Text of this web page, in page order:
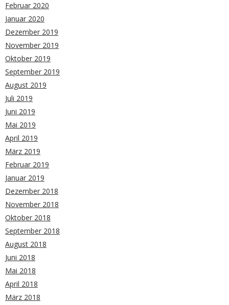
Februar 2020
Januar 2020
Dezember 2019
November 2019
Oktober 2019
September 2019
August 2019
Juli 2019
Juni 2019
Mai 2019
April 2019
März 2019
Februar 2019
Januar 2019
Dezember 2018
November 2018
Oktober 2018
September 2018
August 2018
Juni 2018
Mai 2018
April 2018
März 2018